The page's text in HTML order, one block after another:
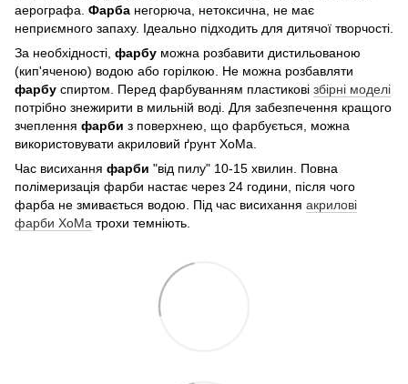
аерографа. Фарба негорюча, нетоксична, не має
неприємного запаху. Ідеально підходить для дитячої творчості.
За необхідності, фарбу можна розбавити дистильованою
(кип'яченою) водою або горілкою. Не можна розбавляти
фарбу спиртом. Перед фарбуванням пластикові збірні моделі
потрібно знежирити в мильній воді. Для забезпечення кращого
зчеплення фарби з поверхнею, що фарбується, можна
використовувати акриловий ґрунт ХоМа.
Час висихання фарби "від пилу" 10-15 хвилин. Повна
полімеризація фарби настає через 24 години, після чого
фарба не змивається водою. Під час висихання акрилові
фарби ХоМа трохи темніють.